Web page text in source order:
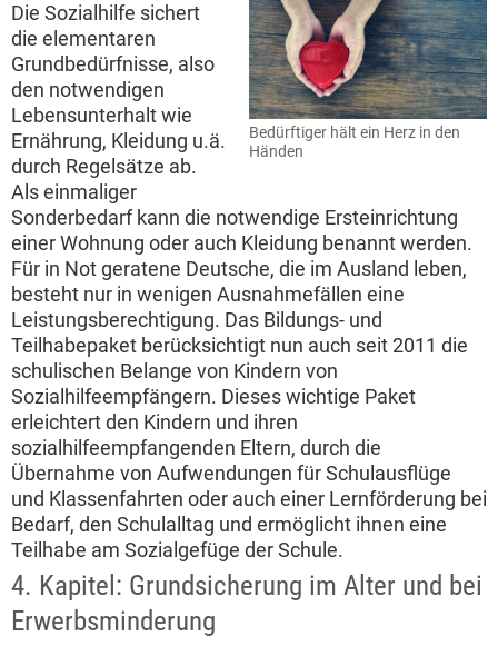
Bedürftiger hält ein Herz in den
Händen
Die Sozialhilfe sichert
die elementaren
Grundbedürfnisse, also
den notwendigen
Lebensunterhalt wie
Ernährung, Kleidung u.ä.
durch Regelsätze ab.
Als einmaliger
Sonderbedarf kann die notwendige Ersteinrichtung
einer Wohnung oder auch Kleidung benannt werden.
Für in Not geratene Deutsche, die im Ausland leben,
besteht nur in wenigen Ausnahmefällen eine
Leistungsberechtigung. Das Bildungs- und
Teilhabepaket berücksichtigt nun auch seit 2011 die
schulischen Belange von Kindern von
Sozialhilfeempfängern. Dieses wichtige Paket
erleichtert den Kindern und ihren
sozialhilfeempfangenden Eltern, durch die
Übernahme von Aufwendungen für Schulausflüge
und Klassenfahrten oder auch einer Lernförderung bei
Bedarf, den Schulalltag und ermöglicht ihnen eine
Teilhabe am Sozialgefüge der Schule.
4. Kapitel: Grundsicherung im Alter und bei
Erwerbsminderung